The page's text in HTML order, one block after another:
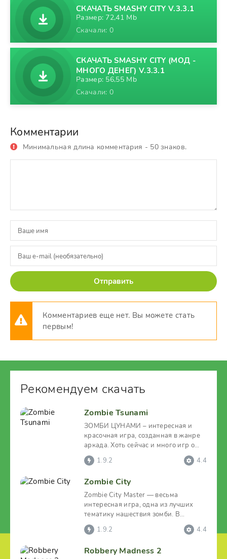
СКАЧАТЬ SMASHY CITY V.3.3.1
Размер: 72,41 Mb
Скачали: 0
СКАЧАТЬ SMASHY CITY (МОД -
МНОГО ДЕНЕГ) V.3.3.1
Размер: 56,55 Mb
Скачали: 0
Комментарии
Минимальная длина комментария - 50 знаков.
Отправить
Комментариев еще нет. Вы можете стать
первым!
Рекомендуем скачать
Zombie Tsunami
ЗОМБИ ЦУНАМИ – интересная и
красочная игра, созданная в жанре
аркада. Хоть сейчас и много игр о
зомби, но она задумана
1.9.2 4.4
Zombie City
Zombie City Master — весьма
интересная игра, одна из лучших
тематику нашествия зомби. В
которой пользователь сможет
1.9.2 4.4
Robbery Madness 2